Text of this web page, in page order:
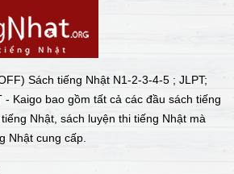
Sách tiếng Nhật N1-2-3-4-5 ; JLPT;
- Kaigo bao gồm tất cả các đầu sách tiếng
Nhật, sách luyện thi tiếng Nhật mà
Nhật cung cấp.